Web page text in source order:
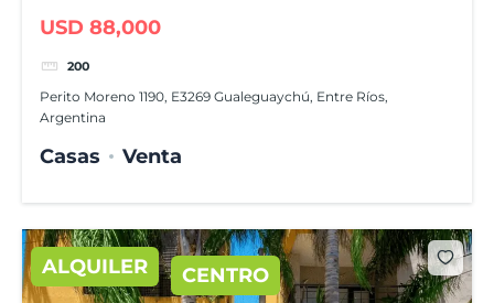
USD 88,000
200
Perito Moreno 1190, E3269 Gualeguaychú, Entre Ríos,
Argentina
Casas Venta
ALQUILER CENTRO